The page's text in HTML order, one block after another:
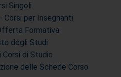
Singoli
Corsi per Insegnanti
Formativa
degli Studi
Corsi di Studio
delle Schede Corso